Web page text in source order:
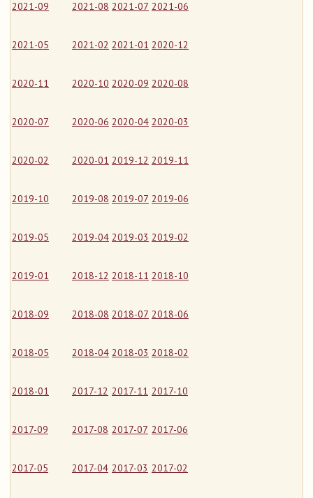
2021-09 2021-08 2021-07 2021-06
2021-05 2021-02 2021-01 2020-12
2020-11 2020-10 2020-09 2020-08
2020-07 2020-06 2020-04 2020-03
2020-02 2020-01 2019-12 2019-11
2019-10 2019-08 2019-07 2019-06
2019-05 2019-04 2019-03 2019-02
2019-01 2018-12 2018-11 2018-10
2018-09 2018-08 2018-07 2018-06
2018-05 2018-04 2018-03 2018-02
2018-01 2017-12 2017-11 2017-10
2017-09 2017-08 2017-07 2017-06
2017-05 2017-04 2017-03 2017-02